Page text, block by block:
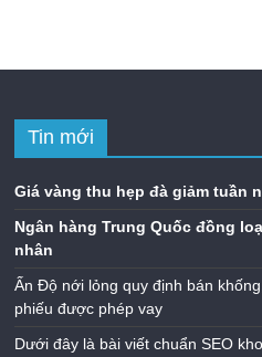
Tin mới
Giá vàng thu hẹp đà giảm tuần
Ngân hàng Trung Quốc đồng
nhân
Ấn Độ nới lỏng quy định bán
phiếu được phép vay
Dưới đây là bài viết chuẩn SEO